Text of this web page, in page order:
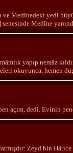
Medînedeki yedi
Medîne
yapıp nemâz
okuyunca, hemen
açım, dedi. Evinin
Zeyd bin